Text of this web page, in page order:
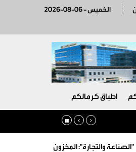
2026-08-06 - الخميس
اطباق كرمالكم
"الصناعة والتجارة": المخزون